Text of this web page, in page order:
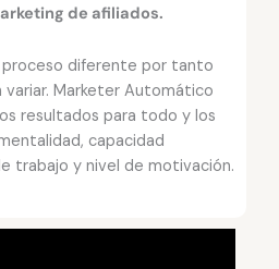
de afiliados.
proceso diferente por tanto
Marketer Automático
resultados para todo y los
capacidad
trabajo y nivel de motivación.